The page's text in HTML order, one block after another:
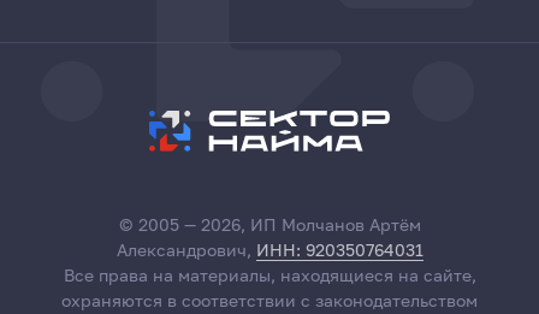
© 2005 — 2026, ИП Молчанов Артём
Александрович, ИНН: 920350764031
Все права на материалы, находящиеся на сайте,
охраняются в соответствии с законодательством